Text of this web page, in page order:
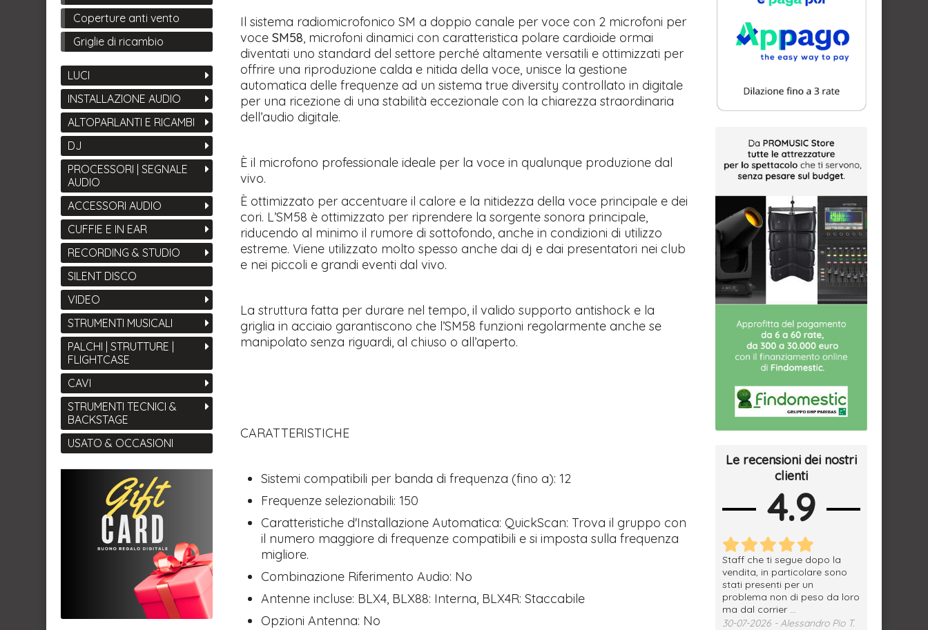
Il sistema radiomicrofonico SM a doppio canale per voce con 2 microfoni per
voce SM58, microfoni dinamici con caratteristica polare cardioide ormai
diventati uno standard del settore perché altamente versatili e ottimizzati per
offrire una riproduzione calda e nitida della voce, unisce la gestione
automatica delle frequenze ad un sistema true diversity controllato in digitale
per una ricezione di una stabilità eccezionale con la chiarezza straordinaria
dell’audio digitale.
È il microfono professionale ideale per la voce in qualunque produzione dal
vivo.
È ottimizzato per accentuare il calore e la nitidezza della voce principale e dei
cori. L’SM58 è ottimizzato per riprendere la sorgente sonora principale,
riducendo al minimo il rumore di sottofondo, anche in condizioni di utilizzo
estreme. Viene utilizzato molto spesso anche dai dj e dai presentatori nei club
e nei piccoli e grandi eventi dal vivo.
La struttura fatta per durare nel tempo, il valido supporto antishock e la
griglia in acciaio garantiscono che l’SM58 funzioni regolarmente anche se
manipolato senza riguardi, al chiuso o all’aperto.
CARATTERISTICHE
Sistemi compatibili per banda di frequenza (fino a): 12
Frequenze selezionabili: 150
Caratteristiche d'Installazione Automatica: QuickScan: Trova il gruppo con
il numero maggiore di frequenze compatibili e si imposta sulla frequenza
migliore.
Combinazione Riferimento Audio: No
Antenne incluse: BLX4, BLX88: Interna, BLX4R: Staccabile
Opzioni Antenna: No
Coperture anti vento
Griglie di ricambio
LUCI
INSTALLAZIONE AUDIO
ALTOPARLANTI E RICAMBI
DJ
PROCESSORI | SEGNALE
AUDIO
ACCESSORI AUDIO
CUFFIE E IN EAR
RECORDING & STUDIO
SILENT DISCO
VIDEO
STRUMENTI MUSICALI
PALCHI | STRUTTURE |
FLIGHTCASE
CAVI
STRUMENTI TECNICI &
BACKSTAGE
USATO & OCCASIONI
Le recensioni dei nostri
clienti
4.9
03-08-2026 - Daniele S.
Staff che ti segue dopo la
vendita, in particolare sono
stati presenti per un
problema non di peso da loro
ma dal corrier ...
30-07-2026 - Alessandro Pio T.